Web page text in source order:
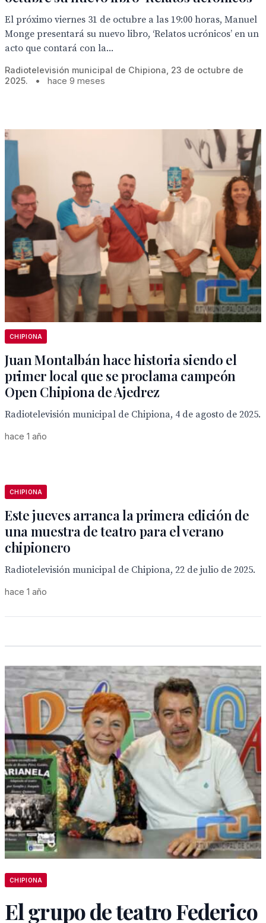
El próximo viernes 31 de octubre a las 19:00 horas, Manuel
Monge presentará su nuevo libro, ‘Relatos ucrónicos’ en un
acto que contará con la...
Radiotelevisión municipal de Chipiona, 23 de octubre de
2025.
• hace 9 meses
CHIPIONA
Juan Montalbán hace historia siendo el
primer local que se proclama campeón
Open Chipiona de Ajedrez
Radiotelevisión municipal de Chipiona, 4 de agosto de 2025.
hace 1 año
CHIPIONA
Este jueves arranca la primera edición de
una muestra de teatro para el verano
chipionero
Radiotelevisión municipal de Chipiona, 22 de julio de 2025.
hace 1 año
CHIPIONA
El grupo de teatro Federico